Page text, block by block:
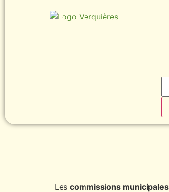
Les commissions municipales